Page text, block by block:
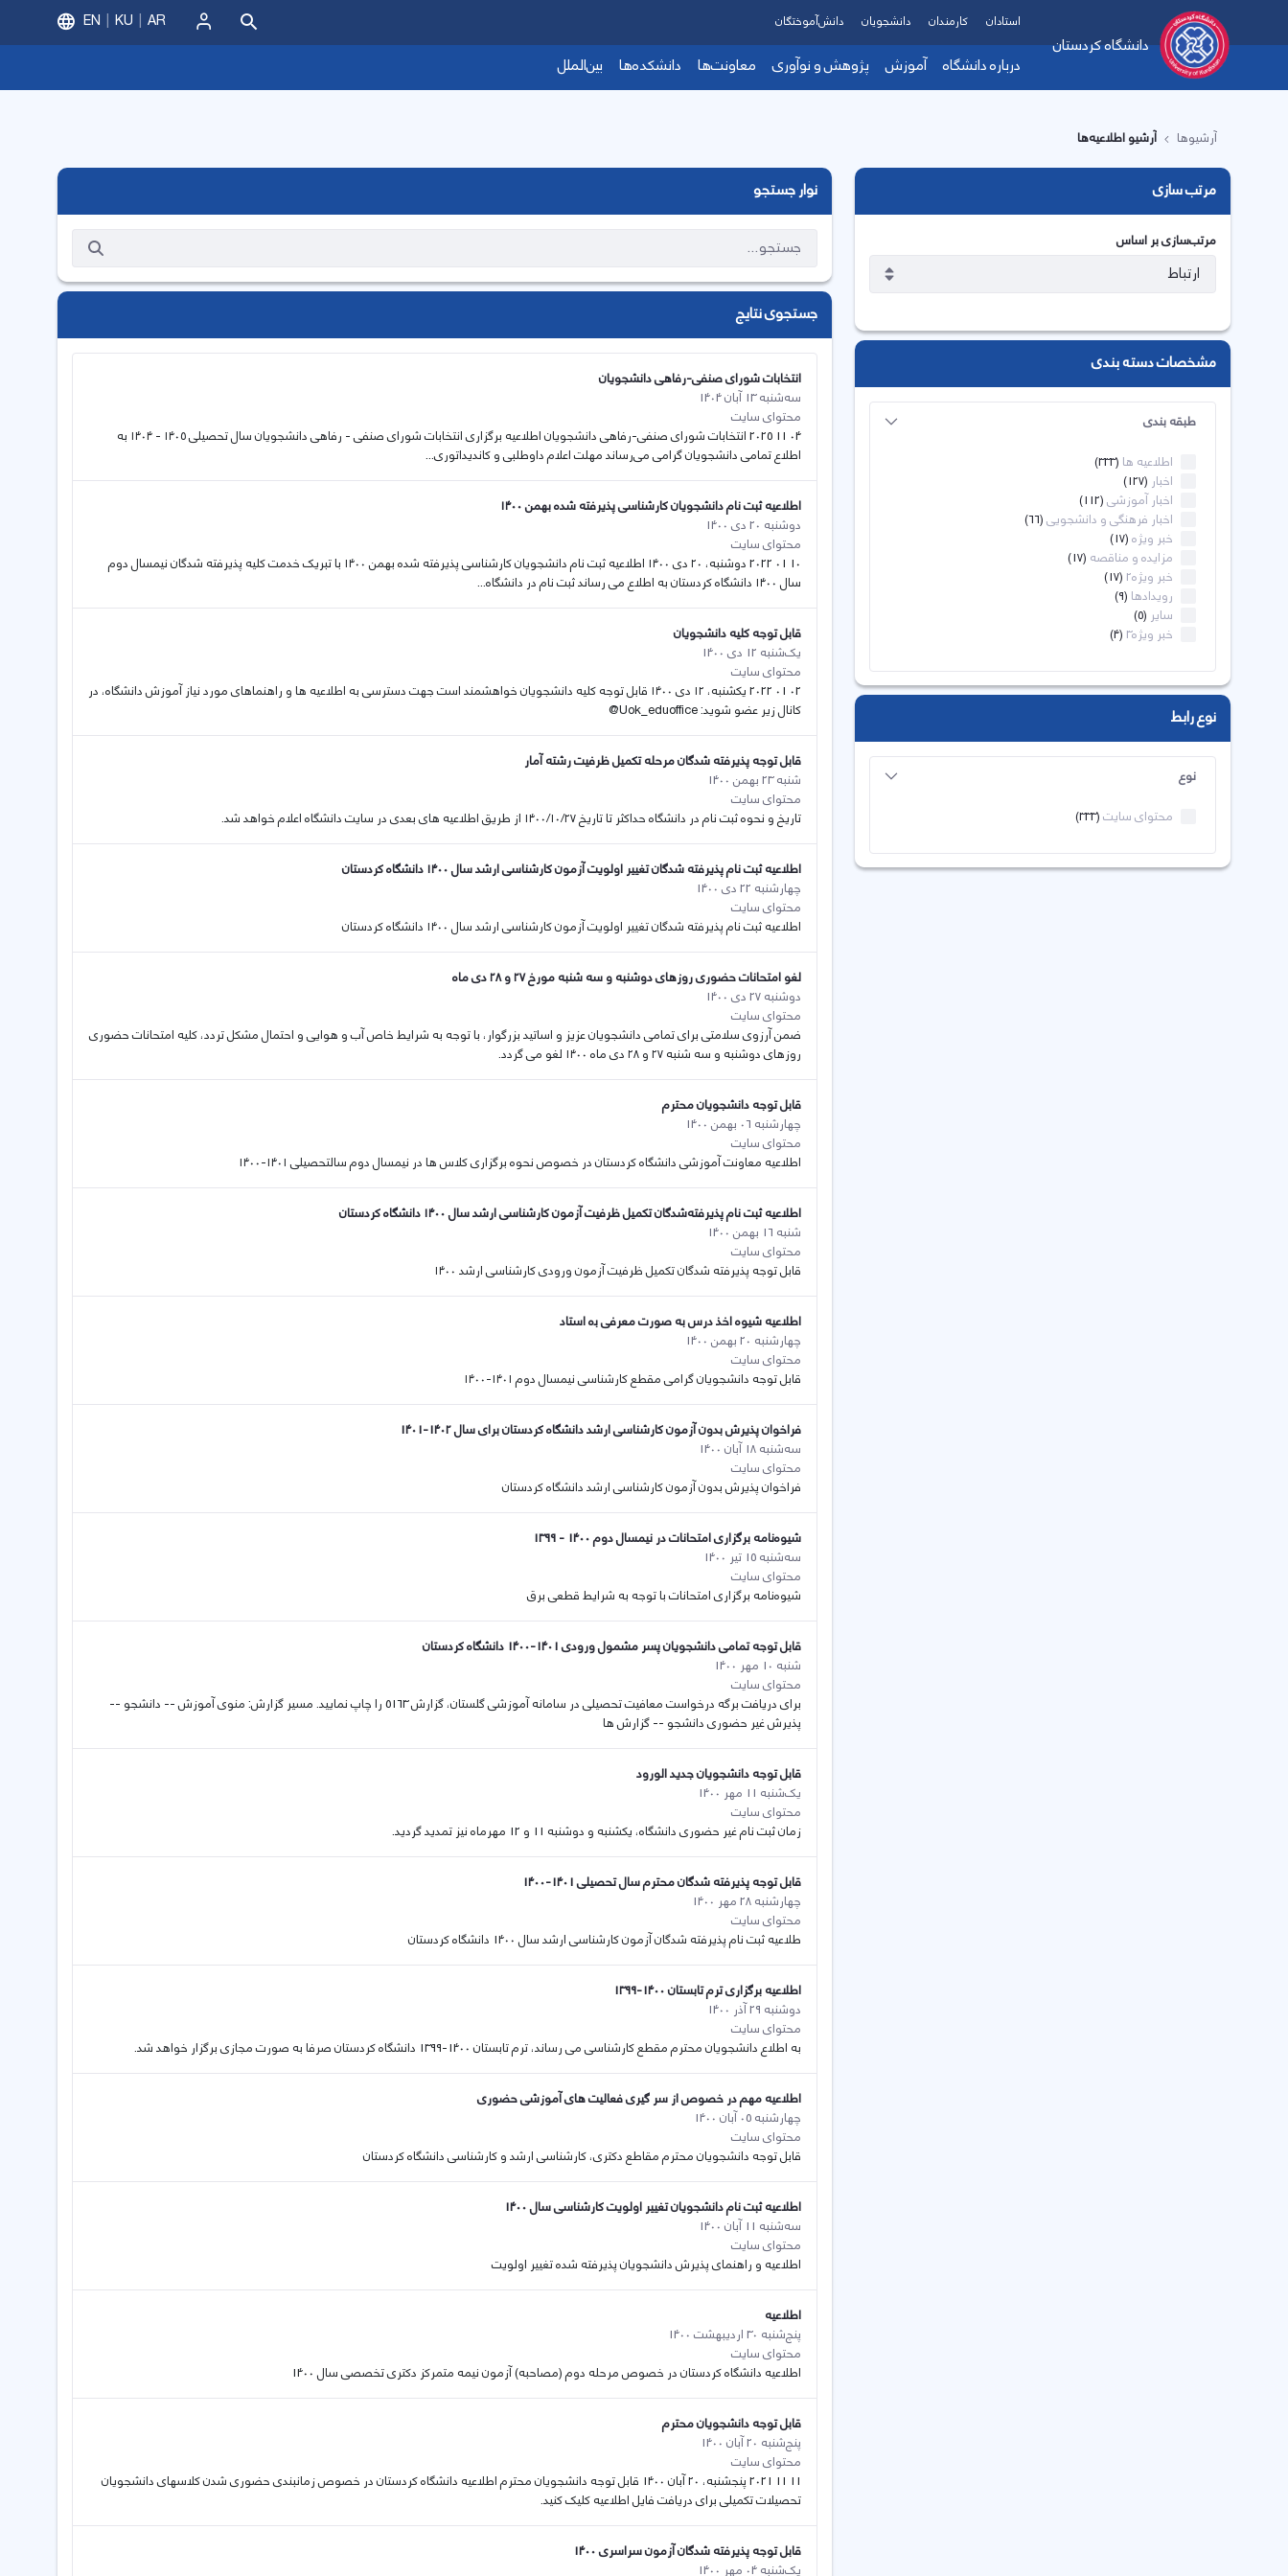
دانشگاه کردستان
درباره دانشگاه آموزش پژوهش و نوآوری معاونت‌ها دانشکده‌ها بین‌الملل
استادان کارمندان دانشجویان دانش‌آموختگان
ورود
EN KU AR
آرشیوها آرشیو اطلاعیه‌ها
مرتب سازی
مرتب‌سازی بر اساس
مشخصات دسته بندی
طبقه بندی
اطلاعیه ها (333)
اخبار (127)
اخبار آموزشی(112)
اخبار فرهنگی و دانشجویی(66)
خبر ویژه(17)
مزایده و مناقصه (17)
خبر ویژه2 (17)
رویدادها (9)
سایر (5)
خبر ویژه3 (4)
نوع رابط
نوع
محتوای سایت(333)
نوار جستجو
جستجوی نتایج
انتخابات شورای صنفی-رفاهی دانشجویان
سه‌شنبه 13 آبان 1404
محتوای سایت
04 11 2025 انتخابات شورای صنفی-رفاهی دانشجویان اطلاعیه برگزاری انتخابات شورای صنفی - رفاهی دانشجویان سال تحصیلی ۱۴۰۵ - ۱۴۰۴ به
اطلاع تمامی دانشجویان گرامی می‌رساند مهلت اعلام داوطلبی و کاندیداتوری...
اطلاعیه ثبت نام دانشجویان کارشناسی پذیرفته شده بهمن ۱۴۰۰
دوشنبه 20 دی 1400
محتوای سایت
10 01 2022 دوشنبه، ۲۰ دی ۱۴۰۰ اطلاعیه ثبت نام دانشجویان کارشناسی پذیرفته شده بهمن ۱۴۰۰ با تبریک خدمت کلیه پذیرفته شدگان نیمسال دوم
سال ۱۴۰۰ دانشگاه کردستان به اطلاع می رساند ثبت نام در دانشگاه...
قابل توجه کلیه دانشجویان
یک‌شنبه 12 دی 1400
محتوای سایت
02 01 2022 یکشنبه، ۱۲ دی ۱۴۰۰ قابل توجه کلیه دانشجویان خواهشمند است جهت دسترسی به اطلاعیه ها و راهنماهای مورد نیاز آموزش دانشگاه، در
کانال زیر عضو شوید: Uok_eduoffice@
قابل توجه پذیرفته شدگان مرحله تکمیل ظرفیت رشته آمار
شنبه 23 بهمن 1400
محتوای سایت
تاریخ و نحوه ثبت نام در دانشگاه حداکثر تا تاریخ ۱۴۰۰/۱۰/۲۷ از طریق اطلاعیه های بعدی در سایت دانشگاه اعلام خواهد شد.
اطلاعیه ثبت نام پذیرفته شدگان تغییر اولویت آزمون کارشناسی ارشد سال ۱۴۰۰ دانشگاه کردستان
چهارشنبه 22 دی 1400
محتوای سایت
اطلاعیه ثبت نام پذیرفته شدگان تغییر اولویت آزمون کارشناسی ارشد سال ۱۴۰۰ دانشگاه کردستان
لغو امتحانات حضوری روزهای دوشنبه و سه شنبه مورخ ۲۷ و ۲۸ دی ماه
دوشنبه 27 دی 1400
محتوای سایت
ضمن آرزوی سلامتی برای تمامی دانشجویان عزیز و اساتید بزرگوار، با توجه به شرایط خاص آب و هوایی و احتمال مشکل تردد، کلیه امتحانات حضوری
روزهای دوشنبه و سه شنبه ۲۷ و ۲۸ دی ماه ۱۴۰۰ لغو می گردد.
قابل توجه دانشجویان محترم
چهارشنبه 06 بهمن 1400
محتوای سایت
اطلاعیه معاونت آموزشی دانشگاه کردستان در خصوص نحوه برگزاری کلاس ها در نیمسال دوم سالتحصیلی ۱۴۰۱-۱۴۰۰
اطلاعیه ثبت نام پذیرفته‌شدگان تکمیل ظرفیت آزمون کارشناسی ارشد سال ۱۴۰۰ دانشگاه کردستان
شنبه 16 بهمن 1400
محتوای سایت
قابل توجه پذیرفته شدگان تکمیل ظرفیت آزمون ورودی کارشناسی ارشد ۱۴۰۰
اطلاعیه شیوه اخذ درس به صورت معرفی بە استاد
چهارشنبه 20 بهمن 1400
محتوای سایت
قابل توجه دانشجویان گرامی مقطع کارشناسی نیمسال دوم ۱۴۰۱-۱۴۰۰
فراخوان پذیرش بدون آزمون کارشناسی ارشد دانشگاه کردستان برای سال 1402-1401
سه‌شنبه 18 آبان 1400
محتوای سایت
فراخوان پذیرش بدون آزمون کارشناسی ارشد دانشگاه کردستان
شیوه‌نامه برگزاری امتحانات در نیمسال دوم 1400 - 1399
سه‌شنبه 15 تیر 1400
محتوای سایت
شیوه‌نامه برگزاری امتحانات با توجه به شرایط قطعی برق
قابل توجه تمامی دانشجویان پسر مشمول ورودی 1401-1400 دانشگاه کردستان
شنبه 10 مهر 1400
محتوای سایت
برای دریافت برگه درخواست معافیت تحصیلی در سامانه آموزشی گلستان، گزارش 5163 را چاپ نمایید. مسیر گزارش: منوی آموزش -- دانشجو --
پذیرش غیر حضوری دانشجو -- گزارش ها
قابل توجه دانشجویان جدید الورود
یک‌شنبه 11 مهر 1400
محتوای سایت
زمان ثبت نام غیر حضوری دانشگاه، یکشنبه و دوشنبه 11 و 12 مهرماه نیز تمدید گردید.
قابل توجه پذیرفته شدگان محترم سال تحصیلی 1401-1400
چهارشنبه 28 مهر 1400
محتوای سایت
طلاعیه ثبت نام پذیرفته شدگان آزمون کارشناسی ارشد سال 1400 دانشگاه کردستان
اطلاعیه برگزاری ترم تابستان 1400-1399
دوشنبه 29 آذر 1400
محتوای سایت
به اطلاع دانشجویان محترم مقطع کارشناسی می رساند، ترم تابستان 1400-1399 دانشگاه کردستان صرفا به صورت مجازی برگزار خواهد شد.
اطلاعیه مهم در خصوص از سر گیری فعالیت های آموزشی حضوری
چهارشنبه 05 آبان 1400
محتوای سایت
قابل توجه دانشجویان محترم مقاطع دکتری، کارشناسی ارشد و کارشناسی دانشگاه کردستان
اطلاعیه ثبت نام دانشجویان تغییر اولویت کارشناسی سال 1400
سه‌شنبه 11 آبان 1400
محتوای سایت
اطلاعیه و راهنمای پذیرش دانشجویان پذیرفته شده تغییر اولویت
اطلاعیه
پنج‌شنبه 30 اردیبهشت 1400
محتوای سایت
اطلاعیه دانشگاه کردستان در خصوص مرحله دوم (مصاحبه) آزمون نیمه متمرکز دکتری تخصصی سال 1400
قابل توجه دانشجویان محترم
پنج‌شنبه 20 آبان 1400
محتوای سایت
11 11 2021 پنجشنبه، 20 آبان 1400 قابل توجه دانشجویان محترم اطلاعیه دانشگاه کردستان در خصوص زمانبندی حضوری شدن کلاسهای دانشجویان
تحصیلات تکمیلی برای دریافت فایل اطلاعیه کلیک کنید.
قابل توجه پذیرفته شدگان آزمون سراسری 1400
یک‌شنبه 04 مهر 1400